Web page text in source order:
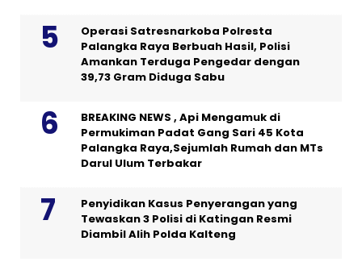
Operasi Satresnarkoba Polresta
Palangka Raya Berbuah Hasil, Polisi
Amankan Terduga Pengedar dengan
39,73 Gram Diduga Sabu
BREAKING NEWS , Api Mengamuk di
Permukiman Padat Gang Sari 45 Kota
Palangka Raya,Sejumlah Rumah dan MTs
Darul Ulum Terbakar
Penyidikan Kasus Penyerangan yang
Tewaskan 3 Polisi di Katingan Resmi
Diambil Alih Polda Kalteng